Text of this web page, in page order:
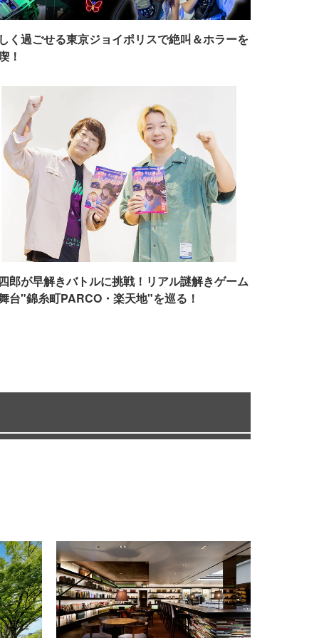
く過ごせる東京ジョイポリスで絶叫＆ホラーを
！
郎が早解きバトルに挑戦！リアル謎解きゲーム
台"錦糸町PARCO・楽天地"を巡る！